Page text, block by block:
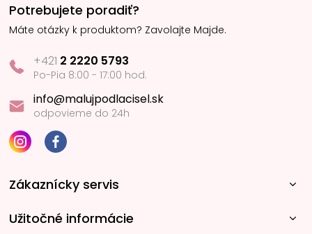
Potrebujete poradiť?
Máte otázky k produktom? Zavolajte Majde.
+421 2 2220 5793
Po-Pia 8:00 - 17:00 hod.
info@malujpodlacisel.sk
odpovieme do 24h
Zákaznícky servis
Užitočné informácie